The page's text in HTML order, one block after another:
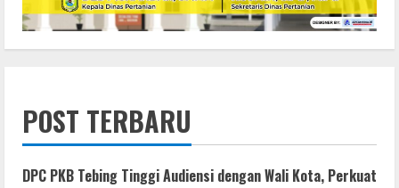
POST TERBARU
DPC PKB Tebing Tinggi Audiensi dengan Wali Kota, Perkuat